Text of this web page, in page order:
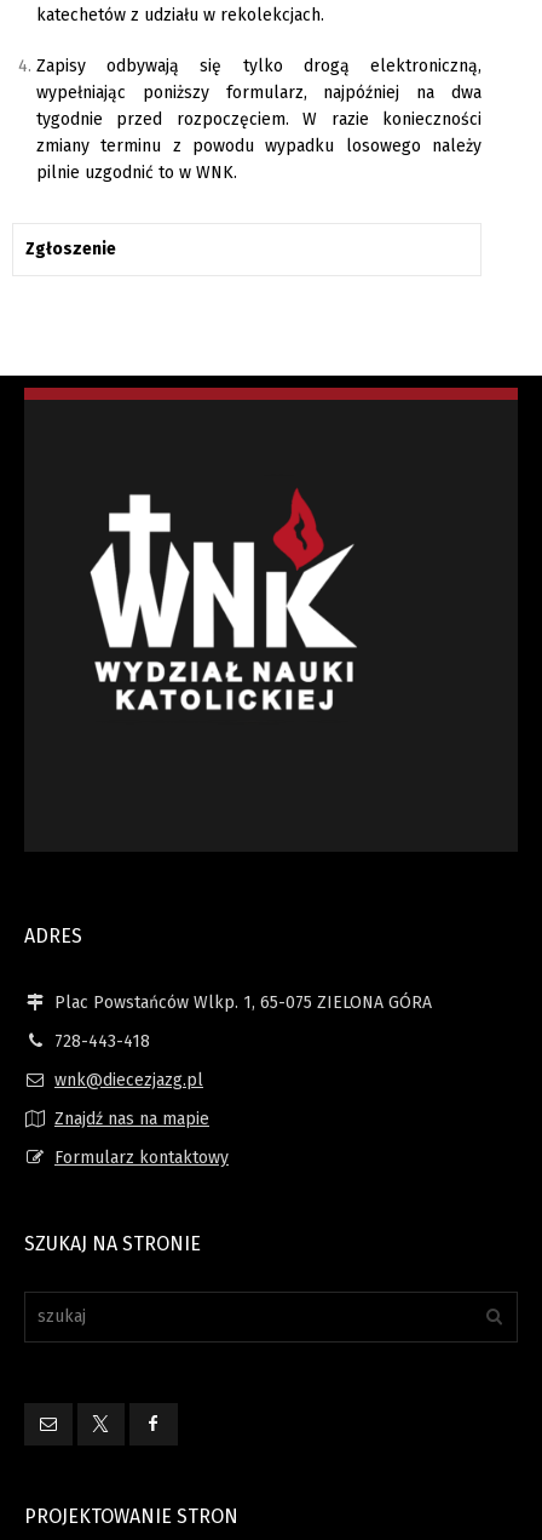
katechetów z udziału w rekolekcjach.
Zapisy odbywają się tylko drogą elektroniczną,
wypełniając poniższy formularz, najpóźniej na dwa
tygodnie przed rozpoczęciem. W razie konieczności
zmiany terminu z powodu wypadku losowego należy
pilnie uzgodnić to w WNK.
Zgłoszenie
ADRES
Plac Powstańców Wlkp. 1, 65-075 ZIELONA GÓRA
728-443-418
wnk@diecezjazg.pl
Znajdź nas na mapie
Formularz kontaktowy
SZUKAJ NA STRONIE
PROJEKTOWANIE STRON